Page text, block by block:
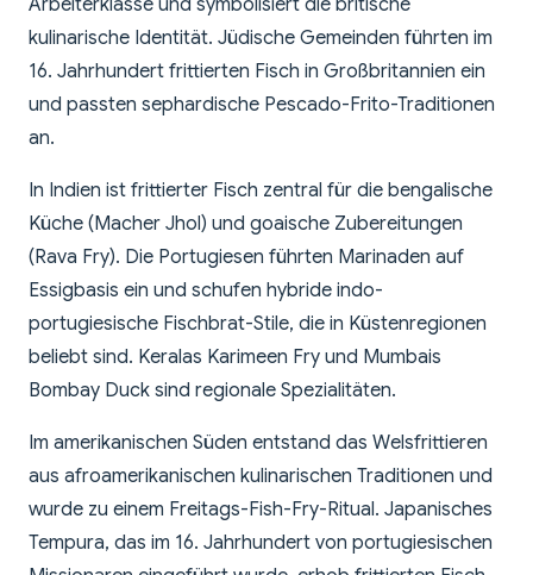
Arbeiterklasse und symbolisiert die britische
kulinarische Identität. Jüdische Gemeinden führten im
16. Jahrhundert frittierten Fisch in Großbritannien ein
und passten sephardische Pescado-Frito-Traditionen
an.
In Indien ist frittierter Fisch zentral für die bengalische
Küche (Macher Jhol) und goaische Zubereitungen
(Rava Fry). Die Portugiesen führten Marinaden auf
Essigbasis ein und schufen hybride indo-
portugiesische Fischbrat-Stile, die in Küstenregionen
beliebt sind. Keralas Karimeen Fry und Mumbais
Bombay Duck sind regionale Spezialitäten.
Im amerikanischen Süden entstand das Welsfrittieren
aus afroamerikanischen kulinarischen Traditionen und
wurde zu einem Freitags-Fish-Fry-Ritual. Japanisches
Tempura, das im 16. Jahrhundert von portugiesischen